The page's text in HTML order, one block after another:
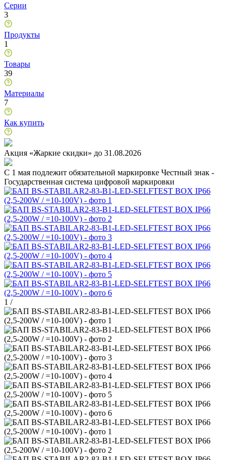
Серии
3
Продукты
1
Товары
39
Материалы
7
Как купить
Акция «Жаркие скидки» до 31.08.2026
C 1 мая подлежит обязательной маркировке Честный знак -
Государственная система цифровой маркировки
1 /